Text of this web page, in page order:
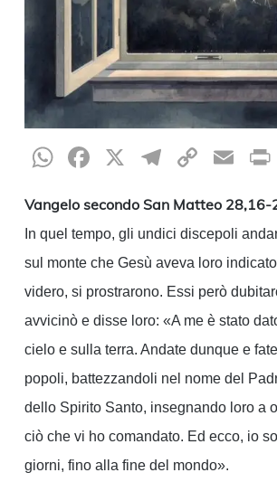
WhatsApp
Facebook
X
Copy
Vangelo secondo San Matteo 28,16-
In quel tempo, gli undici discepoli
sul monte che Gesù aveva loro
videro, si prostrarono. Essi però
avvicinò e disse loro: «A me è stato
cielo e sulla terra. Andate dunque e
popoli, battezzandoli nel nome del
dello Spirito Santo, insegnando loro a
ciò che vi ho comandato. Ed ecco, io
giorni, fino alla fine del mondo».